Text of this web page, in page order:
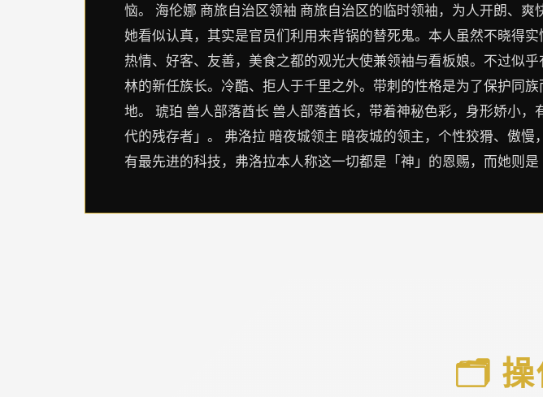
恼。 海伦娜 商旅自治区领袖 商旅自治区的临时领袖，为人开朗、
她看似认真，其实是官员们利用来背锅的替死鬼。本人虽然不晓得
热情、好客、友善，美食之都的观光大使兼领袖与看板娘。不过似
林的新任族长。冷酷、拒人于千里之外。带刺的性格是为了保护同
地。 琥珀 兽人部落酋长 兽人部落酋长，带着神秘色彩，身形娇小
代的残存者」。 弗洛拉 暗夜城领主 暗夜城的领主，个性狡猾、傲
有最先进的科技，弗洛拉本人称这一切都是「神」的恩赐，而她则是
🗂️ 操